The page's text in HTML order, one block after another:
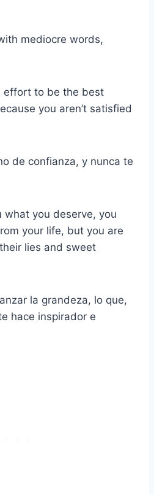
mediocre words,
effort to be the best
you aren’t satisfied
de confianza, y nunca te
what you deserve, you
your life, but you are
lies and sweet
la grandeza, lo que,
hace inspirador e